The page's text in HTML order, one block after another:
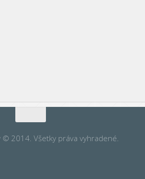
© 2014. Všetky práva vyhradené.